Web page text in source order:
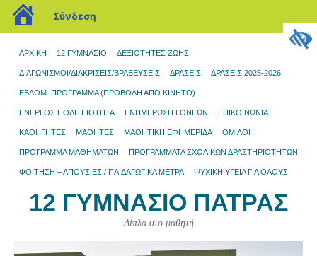
ΑΡΧΙΚΉ 12 ΓΥΜΝΆΣΙΟ ΔΕΞΙΟΤΗΤΕΣ ΖΩΗΣ
ΔΙΑΓΩΝΙΣΜΟΊ/ΔΙΑΚΡΊΣΕΙΣ/ΒΡΑΒΕΎΣΕΙΣ ΔΡΆΣΕΙΣ ΔΡΑΣΕΙΣ 2025-2026
ΕΒΔΟΜ. ΠΡΟΓΡΑΜΜΑ (ΠΡΟΒΟΛΉ ΑΠΌ ΚΙΝΗΤΌ)
ΕΝΕΡΓΟΣ ΠΟΛΙΤΕΙΟΤΗΤΑ ΕΝΗΜΈΡΩΣΗ ΓΟΝΈΩΝ ΕΠΙΚΟΙΝΩΝΊΑ
ΚΑΘΗΓΗΤΕΣ ΜΑΘΗΤΈΣ ΜΑΘΗΤΙΚΉ ΕΦΗΜΕΡΊΔΑ ΌΜΙΛΟΙ
ΠΡΌΓΡΑΜΜΑ ΜΑΘΗΜΆΤΩΝ ΠΡΟΓΡΆΜΜΑΤΑ ΣΧΟΛΙΚΏΝ ΔΡΑΣΤΗΡΙΟΤΉΤΩΝ
ΦΟΙΤΗΣΗ – ΑΠΟΥΣΙΕΣ / ΠΑΙΔΑΓΩΓΙΚΑ ΜΕΤΡΑ ΨΥΧΙΚΗ ΥΓΕΙΑ ΓΙΑ ΟΛΟΥΣ
12 ΓΥΜΝΆΣΙΟ ΠΆΤΡΑΣ
Δίπλα στο μαθητή
blogs.sch.gr
Σύνδεση